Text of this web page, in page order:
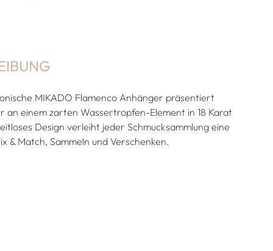
MIKADO Flamenco Anhänger präsentiert
an einem zarten Wassertropfen-Element in 18 Karat
Design verleiht jeder Schmucksammlung eine
& Match, Sammeln und Verschenken.